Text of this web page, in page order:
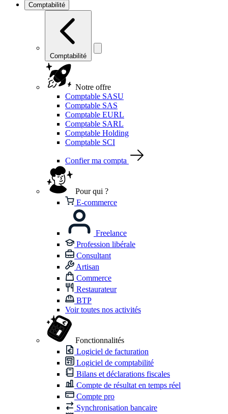
Comptabilité
Comptabilité
Notre offre
Comptable SASU
Comptable SAS
Comptable EURL
Comptable SARL
Comptable Holding
Comptable SCI
Confier ma compta
Pour qui ?
E-commerce
Freelance
Profession libérale
Consultant
Artisan
Commerce
Restaurateur
BTP
Voir toutes nos activités
Fonctionnalités
Logiciel de facturation
Logiciel de comptabilité
Bilans et déclarations fiscales
Compte de résultat en temps réel
Compte pro
Synchronisation bancaire